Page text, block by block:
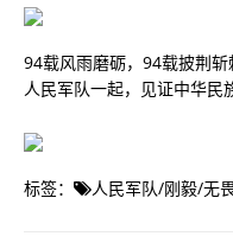
94载风雨磨砺，94载披荆
人民军队一起，见证中华民
标签： 人民军队/刚毅/无